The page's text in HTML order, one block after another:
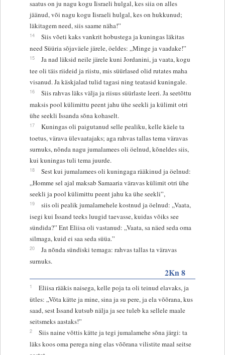
saatus on ju nagu kogu Iisraeli hulgal, kes siia on alles
jäänud, või nagu kogu Iisraeli hulgal, kes on hukkunud;
läkitagem need, siis saame näha!”
14
Siis võeti kaks vankrit hobustega ja kuningas läkitas
need Süüria sõjaväele järele, öeldes: „Minge ja vaadake!”
15
Ja nad läksid neile järele kuni Jordanini, ja vaata, kogu
tee oli täis riideid ja riistu, mis süürlased olid rutates maha
visanud. Ja käskjalad tulid tagasi ning teatasid kuningale.
16
Siis rahvas läks välja ja riisus süürlaste leeri. Ja seetõttu
maksis pool külimittu peent jahu ühe seekli ja külimit otri
ühe seekli Issanda sõna kohaselt.
17
Kuningas oli paigutanud selle pealiku, kelle käele ta
toetus, värava ülevaatajaks; aga rahvas tallas tema väravas
surnuks, nõnda nagu jumalamees oli öelnud, kõneldes siis,
kui kuningas tuli tema juurde.
18
Sest kui jumalamees oli kuningaga rääkinud ja öelnud:
„Homme sel ajal maksab Samaaria väravas külimit otri ühe
seekli ja pool külimittu peent jahu ka ühe seekli”,
19
siis oli pealik jumalamehele kostnud ja öelnud: „Vaata,
isegi kui Issand teeks luugid taevasse, kuidas võiks see
sündida?” Ent Eliisa oli vastanud: „Vaata, sa näed seda oma
silmaga, kuid ei saa seda süüa.”
20
Ja nõnda sündiski temaga: rahvas tallas ta väravas
surnuks.
2Kn 8
1
Eliisa rääkis naisega, kelle poja ta oli teinud elavaks, ja
ütles: „Võta kätte ja mine, sina ja su pere, ja ela võõrana, kus
saad, sest Issand kutsub nälja ja see tuleb ka sellele maale
seitsmeks aastaks!”
2
Siis naine võttis kätte ja tegi jumalamehe sõna järgi: ta
läks koos oma perega ning elas võõrana vilistite maal seitse